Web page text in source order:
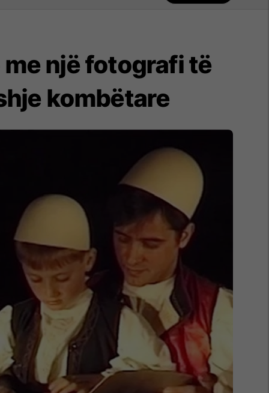
një fotografi të
kombëtare